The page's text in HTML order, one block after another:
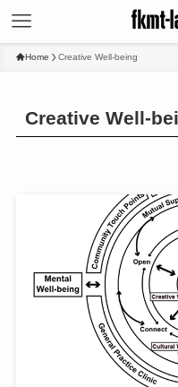
Home Creative Well-being
Creative Well-